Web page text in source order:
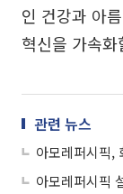
인 건강과 아
혁신을 가속
관련 뉴스